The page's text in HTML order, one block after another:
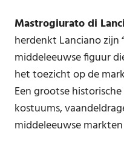
Mastrogiurato di
herdenkt Lanciano zijn
middeleeuwse figuur
het toezicht op de
Een grootse
kostuums,
middeleeuwse